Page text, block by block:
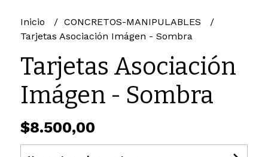
Inicio
CONCRETOS-MANIPULABLES
Tarjetas Asociación Imágen - Sombra
Tarjetas Asociación
Imágen - Sombra
$8.500,00